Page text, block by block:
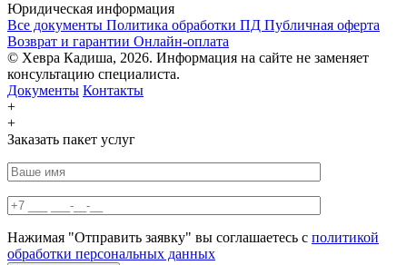
Юридическая информация
Все документы Политика обработки ПД Публичная оферта
Возврат и гарантии Онлайн-оплата
© Хевра Кадиша, 2026. Информация на сайте не заменяет
консультацию специалиста.
Документы Контакты
+
+
Заказать пакет услуг
Нажимая "Отправить заявку" вы соглашаетесь с политикой
обработки персональных данных